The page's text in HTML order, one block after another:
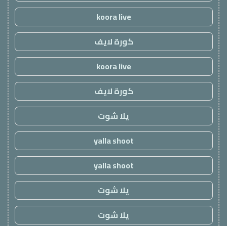
koora live
كورة لايف
koora live
كورة لايف
يلا شوت
yalla shoot
yalla shoot
يلا شوت
يلا شوت